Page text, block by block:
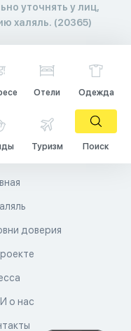
уточнять у лиц,
халяль. (20365)
Отели Одежда
Туризм Поиск
доверия
о нас